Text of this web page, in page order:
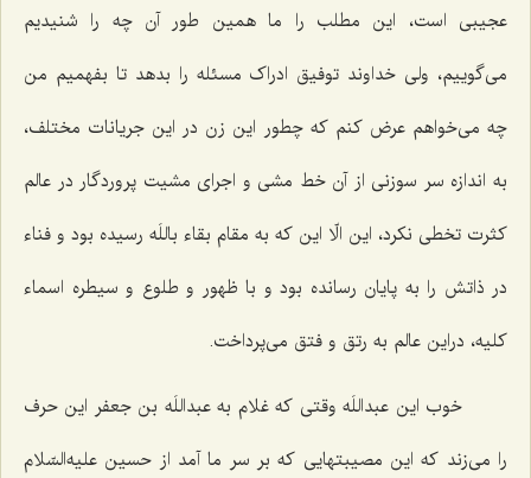
عجیبی است، این مطلب را ما همین طور آن چه را شنیدیم
می‌گوییم، ولی خداوند توفیق ادراک مسئله را بدهد تا بفهمیم من
چه می‌خواهم عرض کنم که چطور این زن در این جریانات مختلف،
به اندازه سر سوزنی از آن خط مشی و اجرای مشیت پروردگار در عالم
کثرت تخطی نکرد، این الّا این که به مقام بقاء باللَه رسیده بود و فناء
در ذاتش را به پایان رسانده بود و با ظهور و طلوع و سیطره اسماء
کلیه، دراین عالم به رتق و فتق می‌پرداخت.
خوب این عبداللَه وقتی که غلام به عبداللَه بن جعفر این حرف
را می‌زند که این مصیبتهایی که بر سر ما آمد از حسین علیه‌السّلام